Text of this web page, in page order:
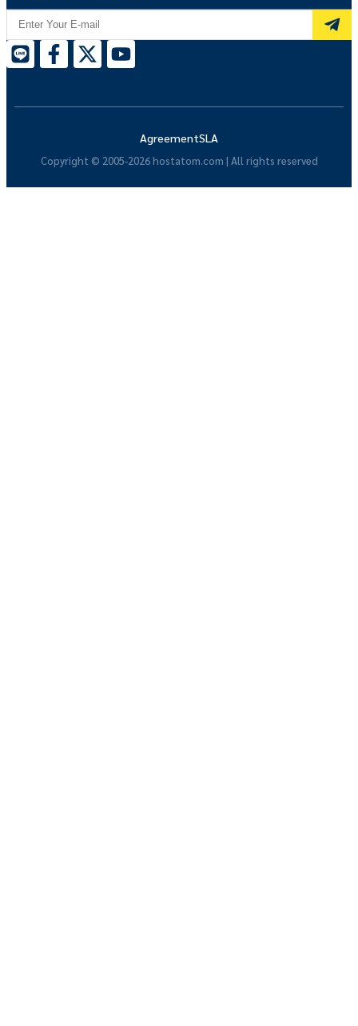
Copyright © 2005-2026 hostatom.com | All rights reserved
AgreementSLA